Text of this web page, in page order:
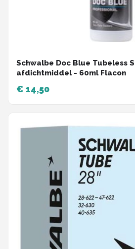
Schwalbe Doc Blue Tubeless
afdichtmiddel - 60ml Flacon
€ 14,50